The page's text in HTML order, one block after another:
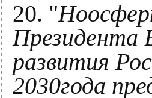
20. "
Президента
развития
2030года